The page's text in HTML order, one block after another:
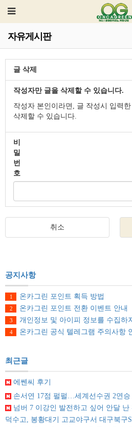
자유게시판
글 삭제
작성자만 글을 삭제할 수 있습니다.
작성자 본인이라면, 글 작성시 입력
삭제할 수 있습니다.
비
밀
번
호
취소
공지사항
1
온카그린 포인트 획득 방법
2 온카그린 포인트 전환 이벤트 안내
3
개인정보 및 아이피 정보를 수집하
4 온카그린 공식 텔레그램 주의사항
최근글
에쎈씨 후기
손서연 17점 펄펄…세계선수권 2연승
넘버 7 이강인 발전하고 싶어 안달 난
덕수고, 봉황대기 고교야구서 대구북구